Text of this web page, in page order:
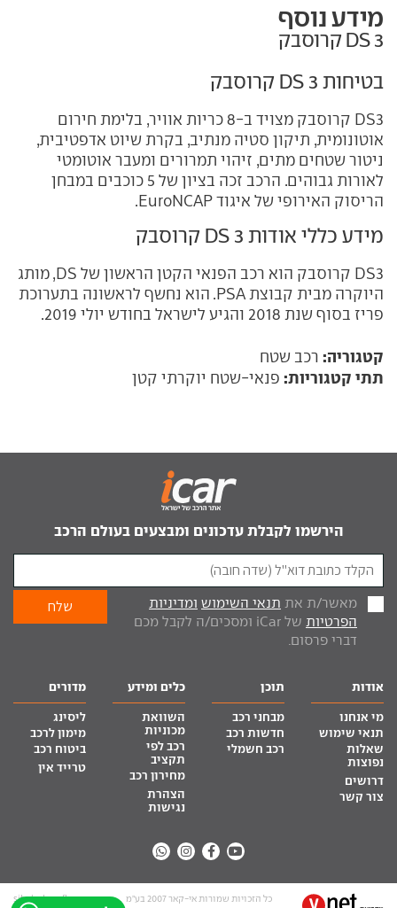
מידע נוסף
DS 3 קרוסבק
בטיחות DS 3 קרוסבק
DS3 קרוסבק מצויד ב-8 כריות אוויר, בלימת חירום
אוטונומית, תיקון סטיה מנתיב, בקרת שיוט אדפטיבית,
ניטור שטחים מתים, זיהוי תמרורים ומעבר אוטומטי
לאורות גבוהים. הרכב זכה בציון של 5 כוכבים במבחן
הריסוק האירופי של איגוד EuroNCAP.
מידע כללי אודות DS 3 קרוסבק
DS3 קרוסבק הוא רכב הפנאי הקטן הראשון של DS, מותג
היוקרה מבית קבוצת PSA. הוא נחשף לראשונה בתערוכת
פריז בסוף שנת 2018 והגיע לישראל בחודש יולי 2019.
קטגוריה: רכב שטח
תתי קטגוריות: פנאי-שטח יוקרתי קטן
הירשמו לקבלת עדכונים ומבצעים בעולם הרכב
מאשר/ת את תנאי השימוש ומדיניות
הפרטיות
של iCar ומסכים/ה לקבל מכם
דברי פרסום.
אודות
מי אנחנו
תנאי שימוש
שאלות
נפוצות
דרושים
צור קשר
תוכן
מבחני רכב
חדשות רכב
רכב חשמלי
כלים ומידע
השוואת
מכוניות
רכב לפי
תקציב
מחירון רכב
הצהרת
נגישות
מדורים
ליסינג
מימון לרכב
ביטוח רכב
טרייד אין
כל הזכויות שמורות אי-קאר 2007 בע”מ site by tq.soft